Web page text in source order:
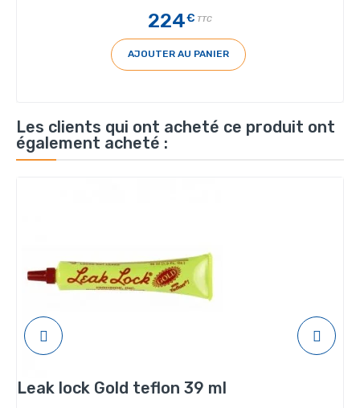
224€ TTC
AJOUTER AU PANIER
Les clients qui ont acheté ce produit ont
également acheté :
Leak lock Gold teflon 39 ml